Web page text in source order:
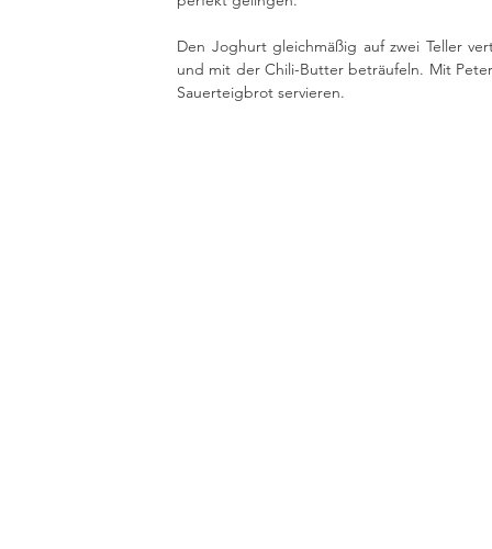
Den Joghurt gleichmäßig auf zwei Teller
und mit der Chili-Butter beträufeln. Mit
Sauerteigbrot servieren.